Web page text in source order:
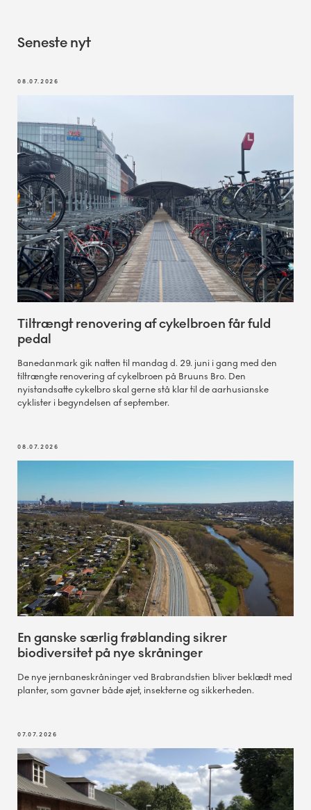
Seneste nyt
08.07.2026
Tiltrængt renovering af cykelbroen får fuld
pedal
Banedanmark gik natten til mandag d. 29. juni i gang med den
tiltrængte renovering af cykelbroen på Bruuns Bro. Den
nyistandsatte cykelbro skal gerne stå klar til de aarhusianske
cyklister i begyndelsen af september.
08.07.2026
En ganske særlig frøblanding sikrer
biodiversitet på nye skråninger
De nye jernbaneskråninger ved Brabrandstien bliver beklædt med
planter, som gavner både øjet, insekterne og sikkerheden.
07.07.2026